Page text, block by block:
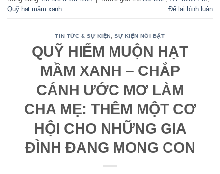
Quỹ hạt mầm xanh
Để lại bình luận
TIN TỨC & SỰ KIỆN ,SỰ KIỆN NỔI BẬT
QUỸ HIẾM MUỘN HẠT
MẦM XANH – CHẮP
CÁNH ƯỚC MƠ LÀM
CHA MẸ: THÊM MỘT CƠ
HỘI CHO NHỮNG GIA
ĐÌNH ĐANG MONG CON